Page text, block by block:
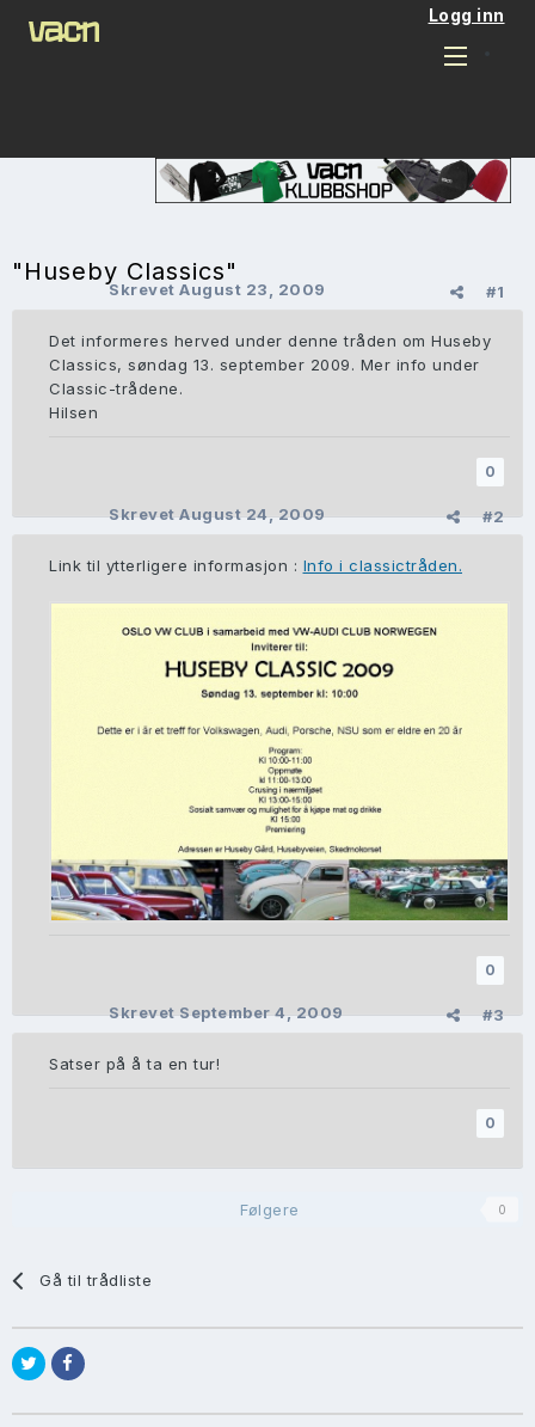
Logg inn
"Huseby Classics"
#1
Skrevet August 23, 2009
Det informeres herved under denne tråden om Huseby
Classics, søndag 13. september 2009. Mer info under
Classic-trådene.
Hilsen
0
#2
SkrevetAugust 24, 2009
Link til ytterligere informasjon : Info i classictråden.
0
#3
SkrevetSeptember 4, 2009
Satser på å ta en tur!
0
Følgere 0
Gå til trådliste